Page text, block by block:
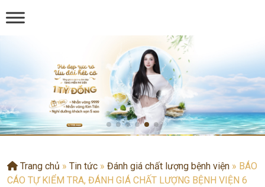
Trang chủ » Tin tức » Đánh giá chất lượng bệnh viện » BÁO
CÁO TỰ KIỂM TRA, ĐÁNH GIÁ CHẤT LƯỢNG BỆNH VIỆN 6